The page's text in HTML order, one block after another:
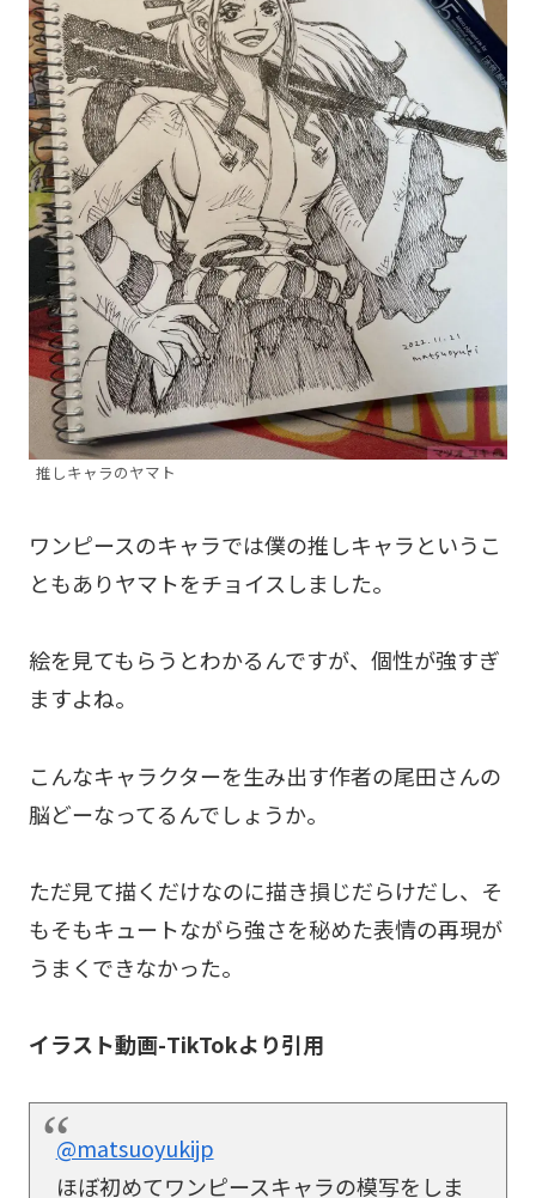
推しキャラのヤマト
ワンピースのキャラでは僕の推しキャラというこ
ともありヤマトをチョイスしました。
絵を見てもらうとわかるんですが、個性が強すぎ
ますよね。
こんなキャラクターを生み出す作者の尾田さんの
脳どーなってるんでしょうか。
ただ見て描くだけなのに描き損じだらけだし、そ
もそもキュートながら強さを秘めた表情の再現が
うまくできなかった。
イラスト動画-TikTokより引用
@matsuoyukijp
ほぼ初めてワンピースキャラの模写をしま